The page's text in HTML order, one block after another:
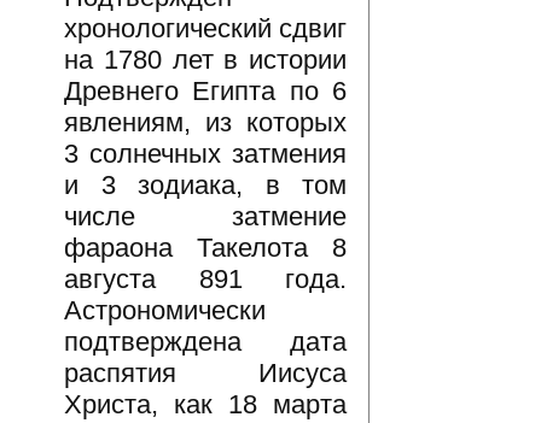
хронологический сдвиг
на 1780 лет в истории
Древнего Египта по 6
явлениям, из которых
3 солнечных затмения
и 3 зодиака, в том
числе затмение
фараона Такелота 8
августа 891 года.
Астрономически
подтверждена дата
распятия Иисуса
Христа, как 18 марта